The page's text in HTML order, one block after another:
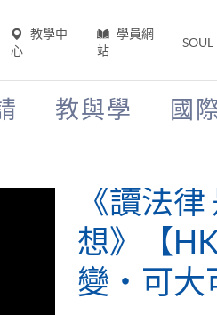
教學中
心
學員網
站
SOUL
教與學 國
《讀法
想》【
變‧可大